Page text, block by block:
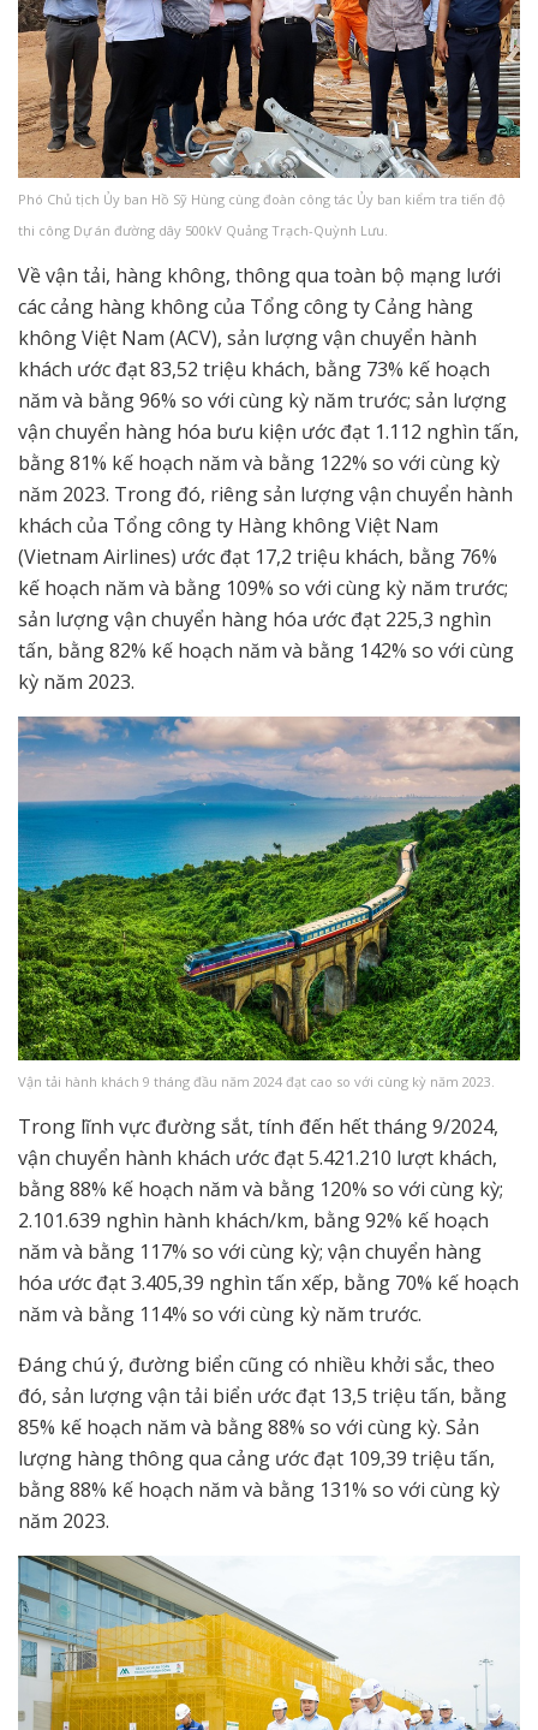
Phó Chủ tịch Ủy ban Hồ Sỹ Hùng cùng đoàn công tác Ủy ban kiểm tra tiến độ
thi công Dự án đường dây 500kV Quảng Trạch-Quỳnh Lưu.
Về vận tải, hàng không, thông qua toàn bộ mạng lưới
các cảng hàng không của Tổng công ty Cảng hàng
không Việt Nam (ACV), sản lượng vận chuyển hành
khách ước đạt 83,52 triệu khách, bằng 73% kế hoạch
năm và bằng 96% so với cùng kỳ năm trước; sản lượng
vận chuyển hàng hóa bưu kiện ước đạt 1.112 nghìn tấn,
bằng 81% kế hoạch năm và bằng 122% so với cùng kỳ
năm 2023. Trong đó, riêng sản lượng vận chuyển hành
khách của Tổng công ty Hàng không Việt Nam
(Vietnam Airlines) ước đạt 17,2 triệu khách, bằng 76%
kế hoạch năm và bằng 109% so với cùng kỳ năm trước;
sản lượng vận chuyển hàng hóa ước đạt 225,3 nghìn
tấn, bằng 82% kế hoạch năm và bằng 142% so với cùng
kỳ năm 2023.
Vận tải hành khách 9 tháng đầu năm 2024 đạt cao so với cùng kỳ năm 2023.
Trong lĩnh vực đường sắt, tính đến hết tháng 9/2024,
vận chuyển hành khách ước đạt 5.421.210 lượt khách,
bằng 88% kế hoạch năm và bằng 120% so với cùng kỳ;
2.101.639 nghìn hành khách/km, bằng 92% kế hoạch
năm và bằng 117% so với cùng kỳ; vận chuyển hàng
hóa ước đạt 3.405,39 nghìn tấn xếp, bằng 70% kế hoạch
năm và bằng 114% so với cùng kỳ năm trước.
Đáng chú ý, đường biển cũng có nhiều khởi sắc, theo
đó, sản lượng vận tải biển ước đạt 13,5 triệu tấn, bằng
85% kế hoạch năm và bằng 88% so với cùng kỳ. Sản
lượng hàng thông qua cảng ước đạt 109,39 triệu tấn,
bằng 88% kế hoạch năm và bằng 131% so với cùng kỳ
năm 2023.